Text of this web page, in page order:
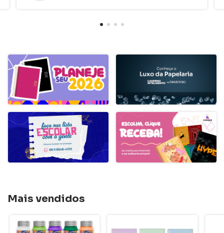
Mais vendidos